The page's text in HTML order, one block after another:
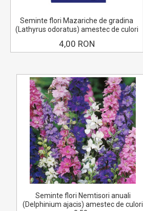
Seminte flori Mazariche de gradina
(Lathyrus odoratus) amestec de culori
4,00 RON
Seminte flori Nemtisori anuali
(Delphinium ajacis) amestec de culori